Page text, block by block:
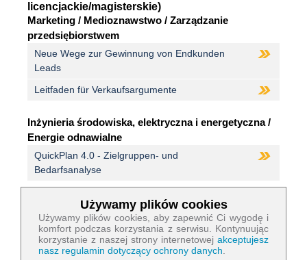
licencjackie/magisterskie)
Marketing / Medioznawstwo / Zarządzanie
przedsiębiorstwem
Neue Wege zur Gewinnung von Endkunden
Leads
Leitfaden für Verkaufsargumente
Inżynieria środowiska, elektryczna i energetyczna /
Energie odnawialne
QuickPlan 4.0 - Zielgruppen- und
Bedarfsanalyse
Zakupy i logistyka / Zarządzanie łańcuchem dostaw /
Zarządzanie
Entwicklung einer Schnittstelle für den
Datenexport aus QuickPlan
Pliki cookies niezbędne do działania strony:
Nazwa
PHP
Session
Używamy plików cookies
Używamy plików cookies, aby zapewnić Ci wygodę i
komfort podczas korzystania z serwisu. Kontynuując
korzystanie z naszej strony internetowej akceptujesz
nasz regulamin dotyczący ochrony danych